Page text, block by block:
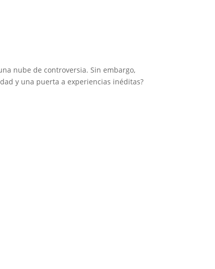
nube de controversia. Sin embargo,
y una puerta a experiencias inéditas?